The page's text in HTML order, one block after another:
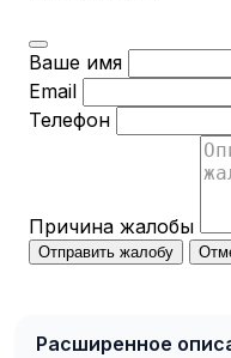
Ваше имя
Email
Телефон
Причина жалобы
Отправить жалобу
Расширенное